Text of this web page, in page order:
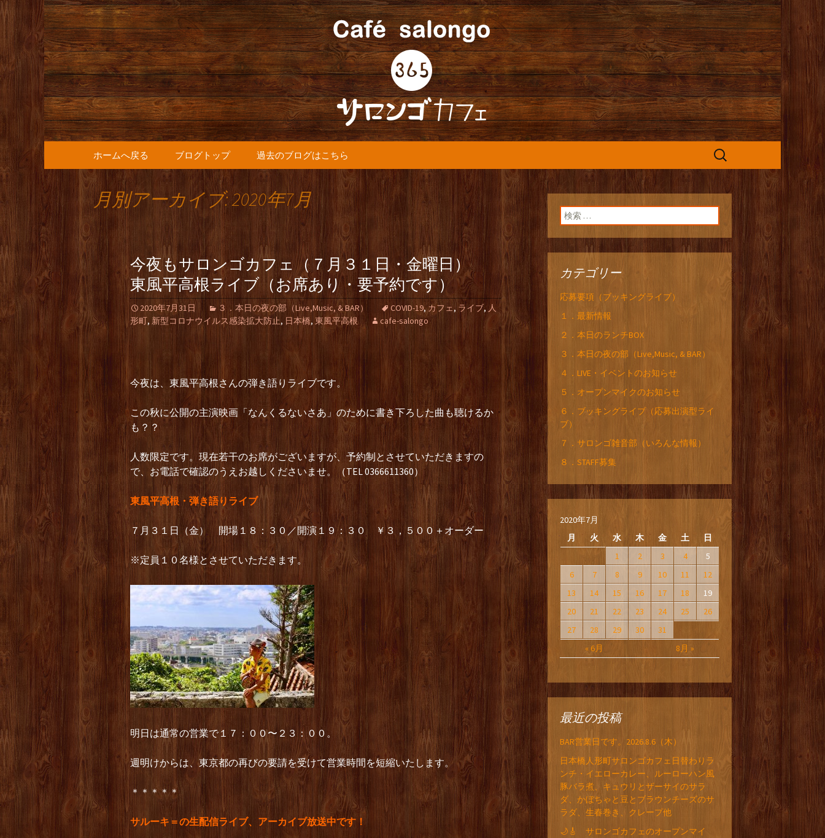
人形町の『365(サロンゴ)カフェ』よりお
知らせ
人形町の音楽カフェ『365カフェ』より最新情報をお届けします。
コンテンツへ移動
ホームへ戻る ブログトップ 過去のブログはこちら
検
月別アーカイブ: 2020年7月
今夜もサロンゴカフェ（７月３１日・金曜日）
東風平高根ライブ（お席あり・要予約です）
2020年7月31日 ３．本日の夜の部（Live,Music, & BAR） COVID-19,カフェ, ライブ, 人
形町, 新型コロナウイルス感染拡大防止, 日本橋, 東風平高根 cafe-salongo
今夜は、東風平高根さんの弾き語りライブです。
この秋に公開の主演映画「なんくるないさあ」のために書き下ろした曲も聴けるか
も？？
人数限定です。現在若干のお席がございますが、予約制とさせていただきますの
で、お電話で確認のうえお越しくださいませ。（TEL 0366611360）
東風平高根・弾き語りライブ
７月３１日（金） 開場１８：３０／開演１９：３０ ￥３，５００＋オーダー
※定員１０名様とさせていただきます。
明日は通常の営業で１７：００〜２３：００。
週明けからは、東京都の再びの要請を受けて営業時間を短縮いたします。
＊＊＊＊＊
サルーキ＝の生配信ライブ、アーカイブ放送中です！
検索:
カテゴリー
応募要項（ブッキングライブ）
１．最新情報
２．本日のランチBOX
３．本日の夜の部（Live,Music, & BAR）
４．LIVE・イベントのお知らせ
５．オープンマイクのお知らせ
６．ブッキングライブ（応募出演型ライ
ブ）
７．サロンゴ雑音部（いろんな情報）
８．STAFF募集
2020年7月
月
火 水 木 金 土 日
« 6月 8月 »
1 2 3 4
5
6
7 8 9 10 11
12
13
14 15 16 17 18
19
20
21 22 23 24 25
26
27
28 29 30 31
最近の投稿
BAR営業日です。2026.8.6（木）
日本橋人形町サロンゴカフェ日替わりラ
ンチ・イエローカレー、ルーローハン風
豚バラ煮、キュウリとザーサイのサラ
ダ、かぼちゃと豆とブラウンチーズのサ
ラダ、生春巻き、クレープ他
🌙🎸 サロンゴカフェのオープンマイ